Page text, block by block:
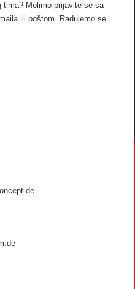
tima? Molimo prijavite se sa
ili poštom. Radujemo se